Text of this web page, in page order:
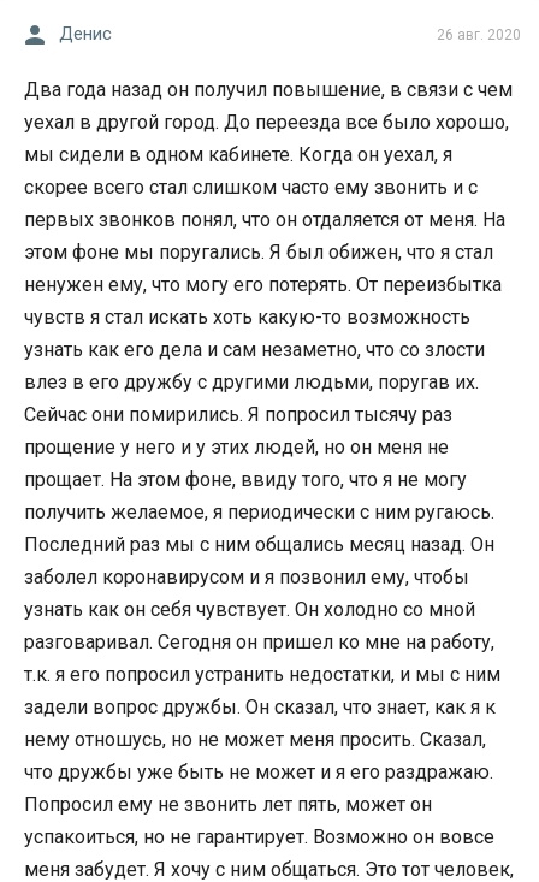
26 авг. 2020
Денис
Два года назад он получил повышение, в связи с чем
уехал в другой город. До переезда все было хорошо,
мы сидели в одном кабинете. Когда он уехал, я
скорее всего стал слишком часто ему звонить и с
первых звонков понял, что он отдаляется от меня. На
этом фоне мы поругались. Я был обижен, что я стал
ненужен ему, что могу его потерять. От переизбытка
чувств я стал искать хоть какую-то возможность
узнать как его дела и сам незаметно, что со злости
влез в его дружбу с другими людьми, поругав их.
Сейчас они помирились. Я попросил тысячу раз
прощение у него и у этих людей, но он меня не
прощает. На этом фоне, ввиду того, что я не могу
получить желаемое, я периодически с ним ругаюсь.
Последний раз мы с ним общались месяц назад. Он
заболел коронавирусом и я позвонил ему, чтобы
узнать как он себя чувствует. Он холодно со мной
разговаривал. Сегодня он пришел ко мне на работу,
т.к. я его попросил устранить недостатки, и мы с ним
задели вопрос дружбы. Он сказал, что знает, как я к
нему отношусь, но не может меня просить. Сказал,
что дружбы уже быть не может и я его раздражаю.
Попросил ему не звонить лет пять, может он
успакоиться, но не гарантирует. Возможно он вовсе
меня забудет. Я хочу с ним общаться. Это тот человек,